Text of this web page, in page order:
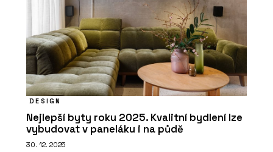
DESIGN
Nejlepší byty roku 2025. Kvalitní bydlení lze
vybudovat v paneláku i na půdě
30. 12. 2025